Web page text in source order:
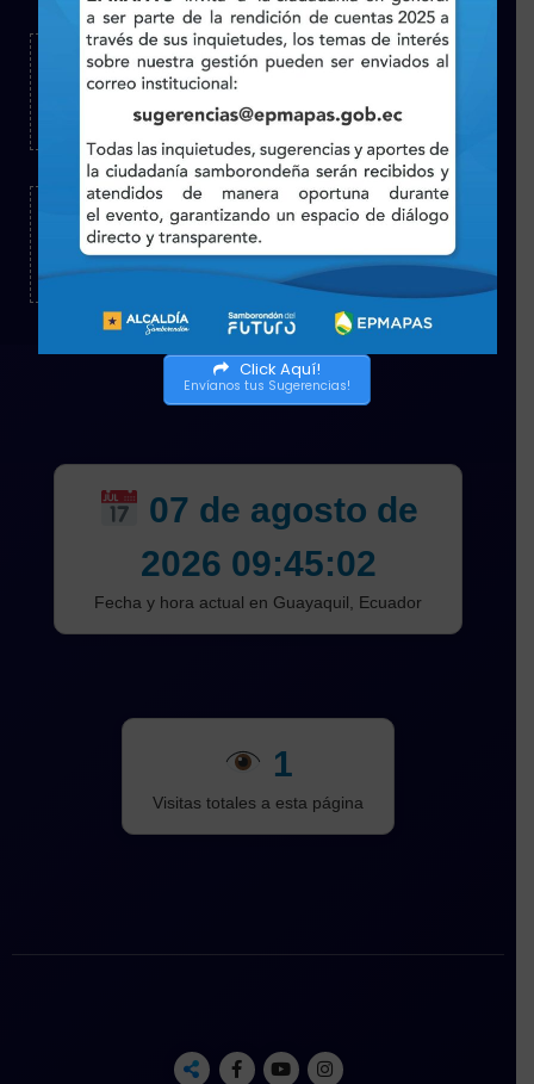
Comunicate
info@epmapas.gob.ec
Ubicación
31 de Octubre y Bolivar
07 de agosto de
2026 09:45:04
Fecha y hora actual en Guayaquil, Ecuador
1
Visitas totales a esta página
Click Aquí!
Envíanos tus Sugerencias!